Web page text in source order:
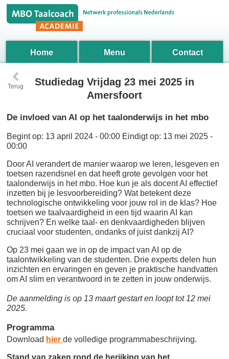
Home Menu Contact
‹
Terug
Studiedag Vrijdag 23 mei 2025 in
Amersfoort
De invloed van AI op het taalonderwijs in het mbo
Begint op: 13 april 2024 - 00:00 Eindigt op: 13 mei 2025 -
00:00
Door AI verandert de manier waarop we leren, lesgeven en
toetsen razendsnel en dat heeft grote gevolgen voor het
taalonderwijs in het mbo. Hoe kun je als docent AI effectief
inzetten bij je lesvoorbereiding? Wat betekent deze
technologische ontwikkeling voor jouw rol in de klas? Hoe
toetsen we taalvaardigheid in een tijd waarin AI kan
schrijven? En welke taal- en denkvaardigheden blijven
cruciaal voor studenten, ondanks of juist dankzij AI?
Op 23 mei gaan we in op de impact van AI op de
taalontwikkeling van de studenten. Drie experts delen hun
inzichten en ervaringen en geven je praktische handvatten
om AI slim en verantwoord in te zetten in jouw onderwijs.
De aanmelding is op 13 maart gestart en loopt tot 12 mei
2025.
Programma
Download hierde volledige programmabeschrijving.
Stand van zaken rond de herijking van het